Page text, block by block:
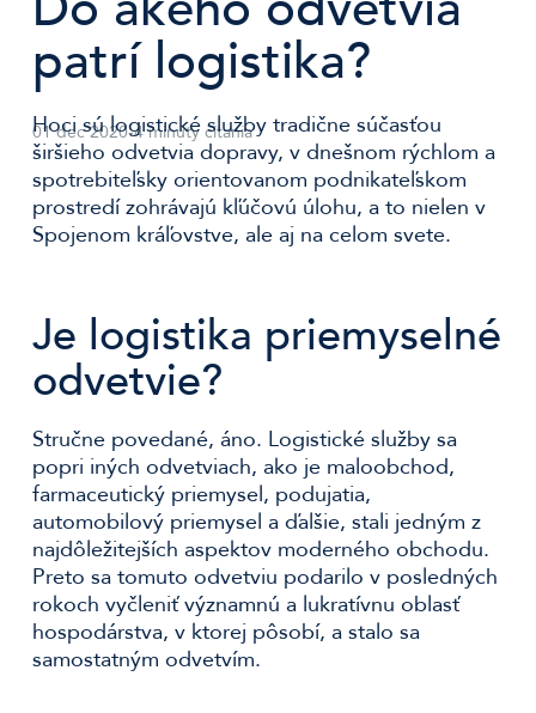
patrí logistika?
01 dec 2020-4 minúty čítania
Hoci sú logistické služby tradične súčasťou
širšieho odvetvia dopravy, v dnešnom rýchlom a
spotrebiteľsky orientovanom podnikateľskom
prostredí zohrávajú kľúčovú úlohu, a to nielen v
Spojenom kráľovstve, ale aj na celom svete.
Je logistika priemyselné
odvetvie?
Stručne povedané, áno. Logistické služby sa
popri iných odvetviach, ako je maloobchod,
farmaceutický priemysel, podujatia,
automobilový priemysel a ďalšie, stali jedným z
najdôležitejších aspektov moderného obchodu.
Preto sa tomuto odvetviu podarilo v posledných
rokoch vyčleniť významnú a lukratívnu oblasť
hospodárstva, v ktorej pôsobí, a stalo sa
samostatným odvetvím.